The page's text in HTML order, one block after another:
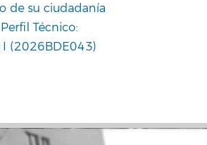
de su ciudadanía
Técnico:
(2026BDE043)